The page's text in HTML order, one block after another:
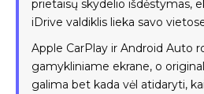
prietaisų skydelio išdėstymas,
iDrive valdiklis lieka savo
Apple CarPlay ir Android Auto
gamykliniame ekrane, o
galima bet kada vėl atidaryti,